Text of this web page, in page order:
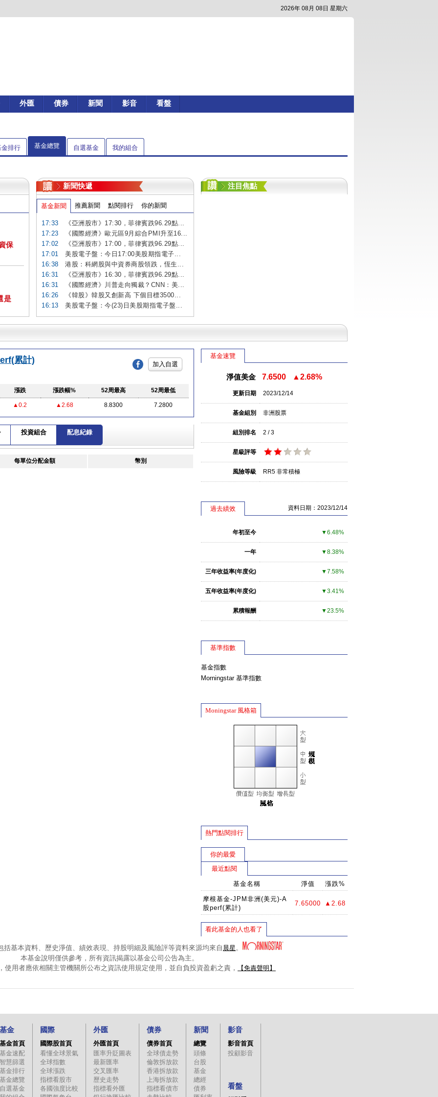
2026年 08月 08日 星期六
外匯 債券 新聞 影音 看盤
金排行 基金總覽 自選基金 我的組合
保
是
新聞快遞
基金新聞 推薦新聞 點閱排行 你的新聞
17:33
《亞洲股市》17:30，菲律賓跌96.29點...
17:23
《國際經濟》歐元區9月綜合PMI升至16...
17:02
《亞洲股市》17:00，菲律賓跌96.29點...
17:01
美股電子盤：今日17:00美股期指電子...
16:38
港股：科網股與中資券商股領跌，恆生...
16:31
《亞洲股市》16:30，菲律賓跌96.29點...
16:31
《國際經濟》川普走向獨裁？CNN：美...
16:26
《韓股》韓股又創新高 下個目標3500...
16:13
美股電子盤：今(23)日美股期指電子盤...
注目焦點
累計) 加入自選
漲跌 漲跌幅% 52周最高 52周最低
▲0.2 ▲2.68 8.8300 7.2800
投資組合 配息紀錄
每單位分配金額 幣別
基金速覽
淨值美金 7.6500 ▲2.68%
更新日期 2023/12/14
基金組別 非洲股票
組別排名 2 / 3
星級評等
風險等級 RR5 非常積極
過去績效 資料日期：2023/12/14
年初至今 ▼6.48%
一年 ▼8.38%
三年收益率(年度化) ▼7.58%
五年收益率(年度化) ▼3.41%
累積報酬 ▼23.5%
基準指數
基金指數
Morningstar 基準指數
Moningstar 風格箱
熱門點閱排行
你的最愛
最近點閱
基金名稱 淨值 漲跌%
摩根基金-JPM非洲(美元)-A
股perf(累計)
7.65000 ▲2.68
看此基金的人也看了
括基本資料、歷史淨值、績效表現、持股明細及風險評等資料來源均來自 晨星 。
本基金說明僅供參考，所有資訊揭露以基金公司公告為主。
使用者應依相關主管機關所公布之資訊使用規定使用，並自負投資盈虧之責，
【免責聲明】
基金
基金首頁
基金速配
智慧篩選
基金排行
基金總覽
自選基金
國際
國際股首頁
看懂全球景氣
全球指數
全球漲跌
指標看股市
各國強度比較
外匯
外匯首頁
匯率升貶圖表
最新匯率
交叉匯率
歷史走勢
指標看外匯
債券
債券首頁
全球債走勢
倫敦拆放款
香港拆放款
上海拆放款
指標看債市
新聞
總覽
頭條
台股
基金
總經
債券
影音
影音首頁
投顧影音
看盤